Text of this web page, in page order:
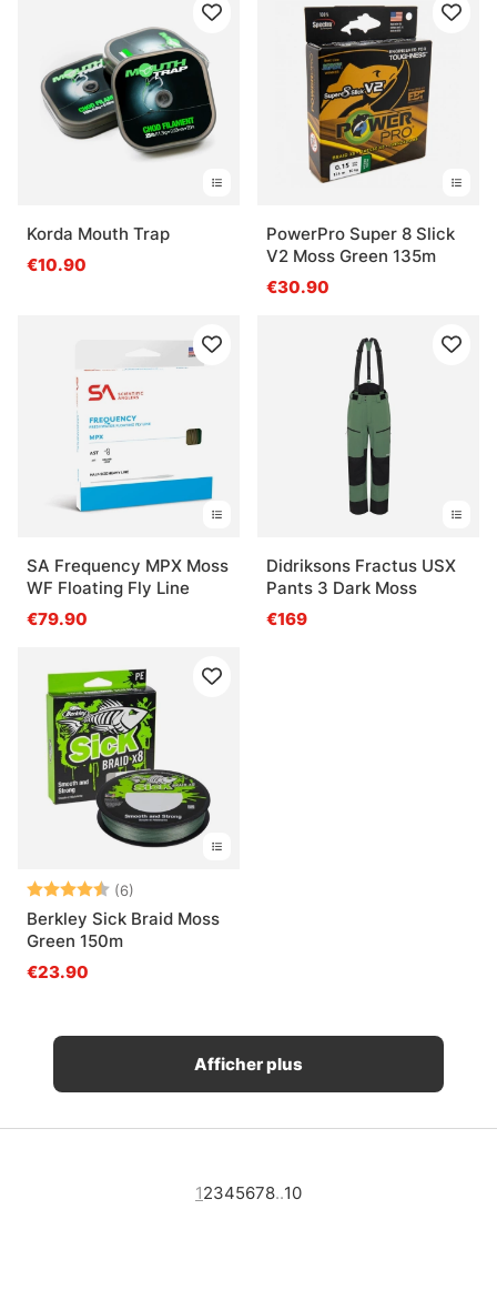
Korda Mouth Trap
€10.90
PowerPro Super 8 Slick
V2 Moss Green 135m
€30.90
SA Frequency MPX Moss
WF Floating Fly Line
€79.90
Didriksons Fractus USX
Pants 3 Dark Moss
€169
Note: (6)
Berkley Sick Braid Moss
Green 150m
€23.90
Afficher plus
12345678..10